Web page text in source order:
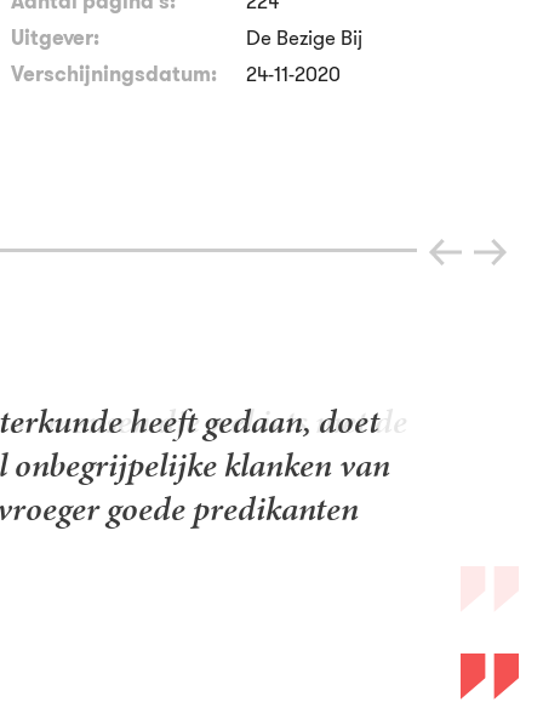
Uitgever:
De Bezige Bij
Verschijningsdatum:
24-11-2020
mensen die wel iets met de